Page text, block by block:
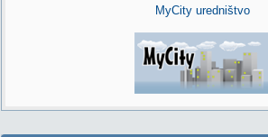
MyCity uredništvo